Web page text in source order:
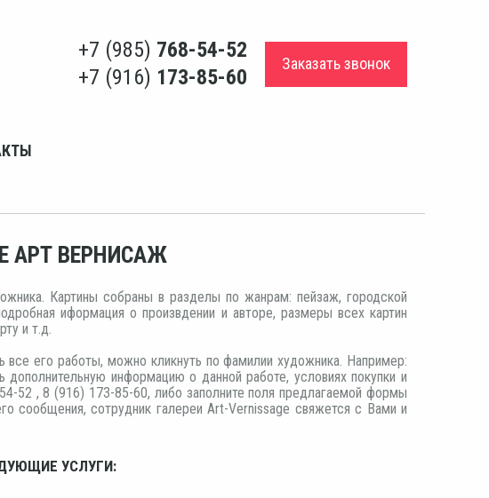
+7 (985) 768-54-52
+7 (916) 173-85-60
Заказать звонок
АРТ ВЕРНИСАЖ
Картины собраны в разделы по жанрам: пейзаж, городской
иформация о произвдении и авторе, размеры всех картин
и т.д.
его работы, можно кликнуть по фамилии художника. Например:
дополнительную информацию о данной работе, условиях покупки и
52 , 8 (916) 173-85-60, либо заполните поля предлагаемой формы
сообщения, сотрудник галереи Art-Vernissage свяжется с Вами и
УСЛУГИ: